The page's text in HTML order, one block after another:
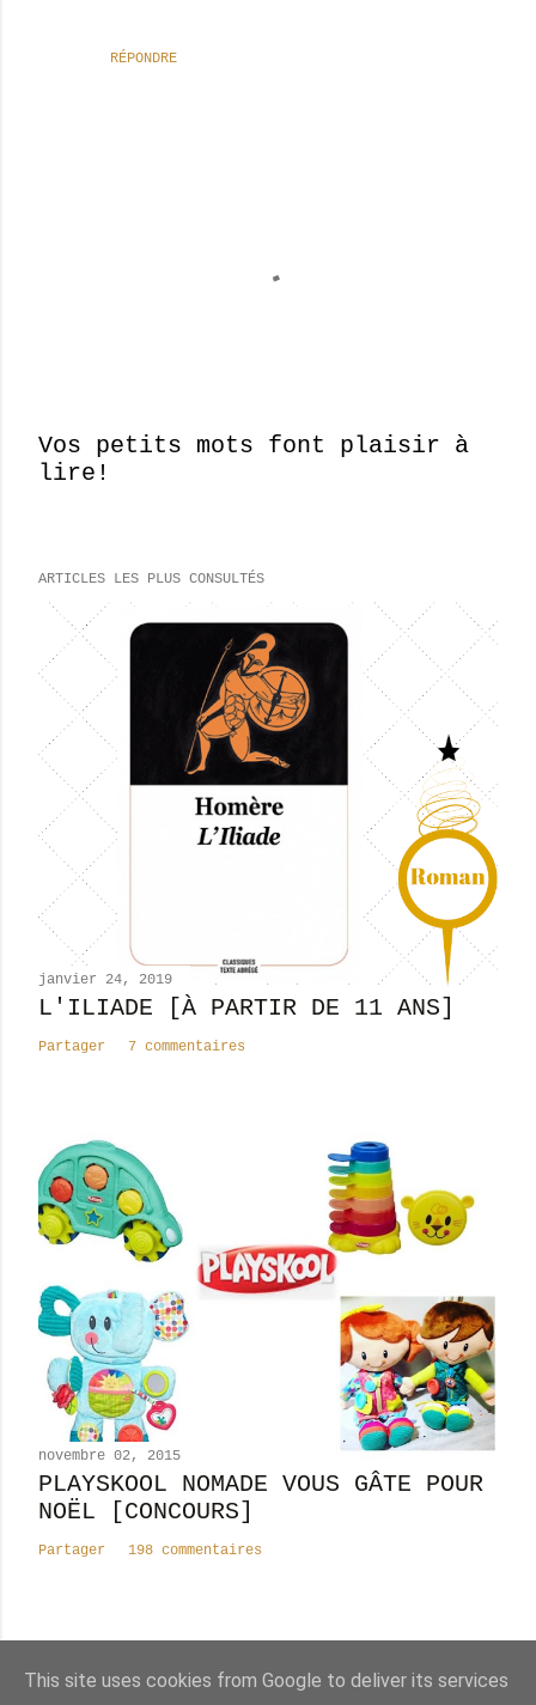
RÉPONDRE
E
g
t
r
c
m
n
t
i
Vos petits mots font plaisir à
lire!
ARTICLES LES PLUS CONSULTÉS
janvier 24, 2019
L'ILIADE [À PARTIR DE 11 ANS]
Partager 7 commentaires
novembre 02, 2015
PLAYSKOOL NOMADE VOUS GÂTE POUR
NOËL [CONCOURS]
Partager 198 commentaires
This site uses cookies from Google to deliver its services